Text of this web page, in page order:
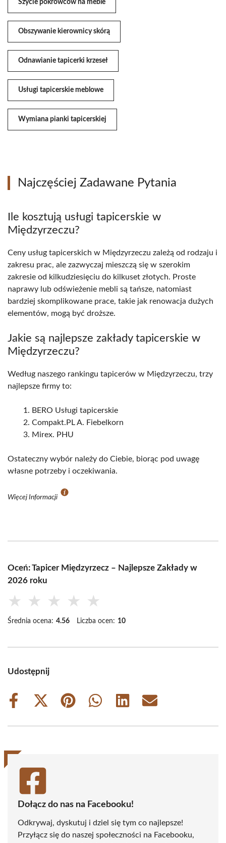
Szycie pokrowców na meble
Obszywanie kierownicy skórą
Odnawianie tapicerki krzeseł
Usługi tapicerskie meblowe
Wymiana pianki tapicerskiej
Najczęściej Zadawane Pytania
Ile kosztują usługi tapicerskie w
Międzyrzeczu?
Ceny usług tapicerskich w Międzyrzeczu zależą od rodzaju i
zakresu prac, ale zazwyczaj mieszczą się w szerokim
zakresie od kilkudziesięciu do kilkuset złotych. Proste
naprawy lub odświeżenie mebli są tańsze, natomiast
bardziej skomplikowane prace, takie jak renowacja dużych
elementów, mogą być droższe.
Jakie są najlepsze zakłady tapicerskie w
Międzyrzeczu?
Według naszego rankingu tapicerów w Międzyrzeczu, trzy
najlepsze firmy to:
BERO Usługi tapicerskie
Compakt.PL A. Fiebelkorn
Mirex. PHU
Ostateczny wybór należy do Ciebie, biorąc pod uwagę
własne potrzeby i oczekiwania.
Więcej Informacji
Oceń: Tapicer Międzyrzecz – Najlepsze Zakłady w
2026 roku
★ ★ ★ ★ ★
Średnia ocena: 4.56 Liczba ocen: 10
Udostępnij
Share
Share
(Twitter)
Share
Share
Share
Share
Dołącz do nas na Facebooku!
Odkrywaj, dyskutuj i dziel się tym co najlepsze!
Przyłącz się do naszej społeczności na Facebooku,